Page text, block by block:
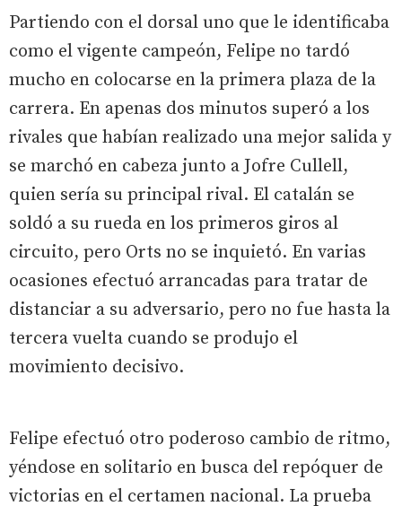
Partiendo con el dorsal uno que le identificaba
como el vigente campeón, Felipe no tardó
mucho en colocarse en la primera plaza de la
carrera. En apenas dos minutos superó a los
rivales que habían realizado una mejor salida y
se marchó en cabeza junto a Jofre Cullell,
quien sería su principal rival. El catalán se
soldó a su rueda en los primeros giros al
circuito, pero Orts no se inquietó. En varias
ocasiones efectuó arrancadas para tratar de
distanciar a su adversario, pero no fue hasta la
tercera vuelta cuando se produjo el
movimiento decisivo.
Felipe efectuó otro poderoso cambio de ritmo,
yéndose en solitario en busca del repóquer de
victorias en el certamen nacional. La prueba